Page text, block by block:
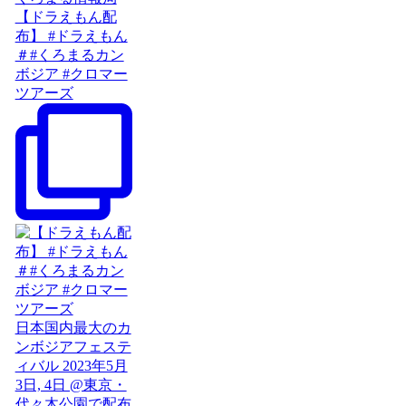
【ドラえもん配
布】 #ドラえもん
＃#くろまるカン
ボジア #クロマー
ツアーズ
日本国内最大のカ
ンボジアフェステ
ィバル 2023年5月
3日, 4日 @東京・